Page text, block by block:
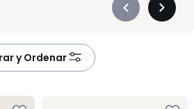
Précédent
y Ordenar